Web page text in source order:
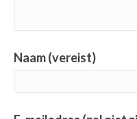
Naam (vereist)